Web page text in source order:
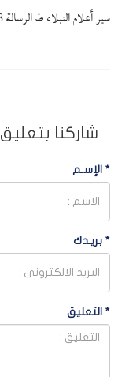
سير أعلام النبلاء ط الرسالة 14/88.
شاركنا بتعليق
* الإسـم
* بريـدك
* التعليق